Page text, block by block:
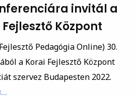
invitál a
Központ
Pedagógia Online) 30.
a Korai Fejlesztő Központ
szervez Budapesten 2022.